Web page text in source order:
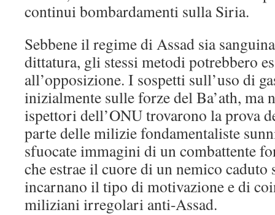
continui bombardamenti sulla Siria.
Sebbene il regime di Assad sia
dittatura, gli stessi metodi potrebbero
all’opposizione. I sospetti sull’uso di
inizialmente sulle forze del Ba’ath, ma
ispettori dell’ONU trovarono la prova
parte delle milizie fondamentaliste
sfuocate immagini di un combattente
che estrae il cuore di un nemico
incarnano il tipo di motivazione e di
miliziani irregolari anti-Assad.